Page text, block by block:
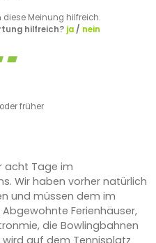
diese Meinung hilfreich.
hilfreich? ja/ nein
früher
acht Tage im
Wir haben vorher natürlich
und müssen dem im
Ferienhäuser,
die Bowlingbahnen
auf dem Tennisplatz